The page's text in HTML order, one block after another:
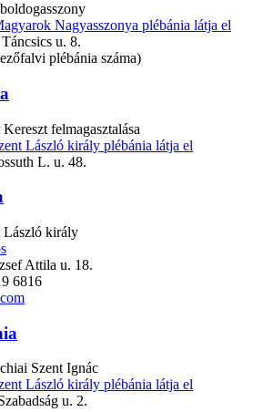
Nagyasszonya plébánia látja el
u. 8.
plébánia száma)
Kereszt felmagasztalása
László király plébánia látja el
L. u. 48.
László király
Attila u. 18.
6816
Szent Ignác
László király plébánia látja el
u. 2.